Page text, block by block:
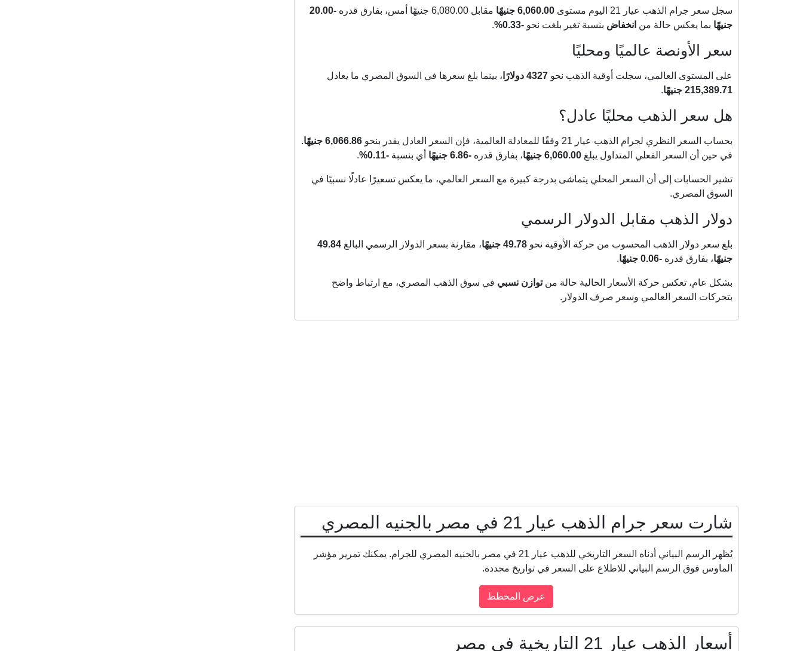
سجل سعر جرام الذهب عيار 21 اليوم مستوى 6,060.00 جنيهًا مقابل 6,080.00 جنيهًا أمس، بفارق قدره
-20.00
جنيهًا بما يعكس حالة من انخفاض بنسبة تغير بلغت نحو -0.33%
.
سعر الأونصة عالميًا ومحليًا
على المستوى العالمي، سجلت أوقية الذهب نحو 4327 دولارًا
، بينما بلغ سعرها في السوق المصري ما يعادل
215,389.71 جنيهًا
.
هل سعر الذهب محليًا عادل؟
بحساب السعر النظري لجرام الذهب عيار 21 وفقًا للمعادلة العالمية، فإن السعر العادل يقدر بنحو 6,066.86 جنيهًا
.
في حين أن السعر الفعلي المتداول يبلغ 6,060.00 جنيهًا ، بفارق قدره -6.86 جنيهًا أي بنسبة -0.11%
.
تشير الحسابات إلى أن السعر المحلي يتماشى بدرجة كبيرة مع السعر العالمي، ما يعكس تسعيرًا عادلًا نسبيًا في
السوق المصري.
دولار الذهب مقابل الدولار الرسمي
بلغ سعر دولار الذهب المحسوب من حركة الأوقية نحو 49.78 جنيهًا ، مقارنة بسعر الدولار الرسمي البالغ 49.84
جنيهًا، بفارق قدره -0.06 جنيهًا .
بشكل عام، تعكس حركة الأسعار الحالية حالة منتوازن نسبي في سوق الذهب المصري، مع ارتباط واضح
بتحركات السعر العالمي وسعر صرف الدولار.
شارت سعر جرام الذهب عيار 21 في مصر بالجنيه المصري
يُظهر الرسم البياني أدناه السعر التاريخي للذهب عيار 21 في مصر بالجنيه المصري للجرام. يمكنك تمرير مؤشر
الماوس فوق الرسم البياني للاطلاع على السعر في تواريخ محددة.
أسعار الذهب عيار 21 التاريخية في مصر